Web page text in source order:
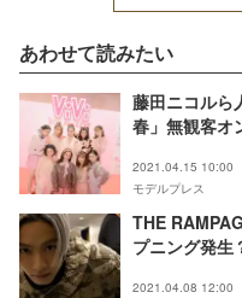
あわせて読みたい
藤田ニコルら
春」無観客オ
2021.04.15 10:00
モデルプレス
THE
プニング発生
2021.04.08 12:00